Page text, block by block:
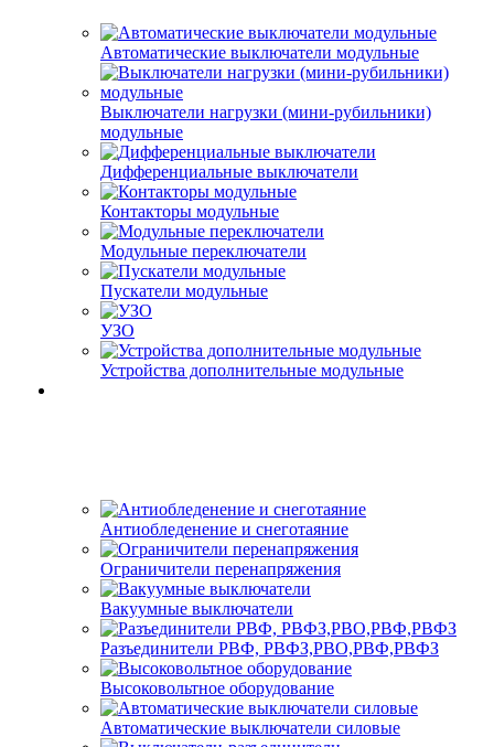
Автоматические выключатели модульные
Выключатели нагрузки (мини-рубильники)
модульные
Дифференциальные выключатели
Контакторы модульные
Модульные переключатели
Пускатели модульные
УЗО
Устройства дополнительные модульные
Антиобледенение и снеготаяние
Ограничители перенапряжения
Вакуумные выключатели
Разъединители РВФ, РВФЗ,РВО,РВФ,РВФЗ
Высоковольтное оборудование
Автоматические выключатели cиловые